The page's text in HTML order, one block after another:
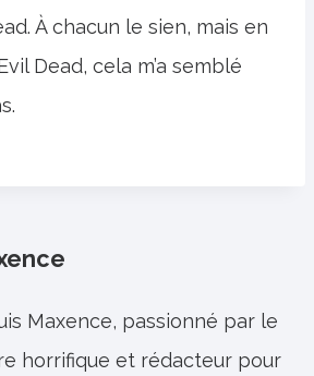
À chacun le sien, mais en
Dead, cela m’a semblé
Maxence, passionné par le
horrifique et rédacteur pour